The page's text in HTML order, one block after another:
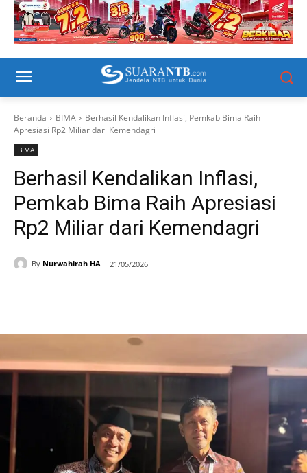
Beranda BIMA
Berhasil Kendalikan Inflasi, Pemkab Bima Raih
Apresiasi Rp2 Miliar dari Kemendagri
BIMA
Berhasil Kendalikan Inflasi,
Pemkab Bima Raih Apresiasi
Rp2 Miliar dari Kemendagri
By Nurwahirah HA 21/05/2026